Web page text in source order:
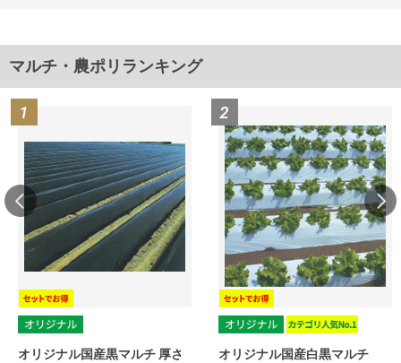
マルチ・農ポリランキング
オリジナル国産黒マルチ 厚さ
オリジナル国産白黒マルチ